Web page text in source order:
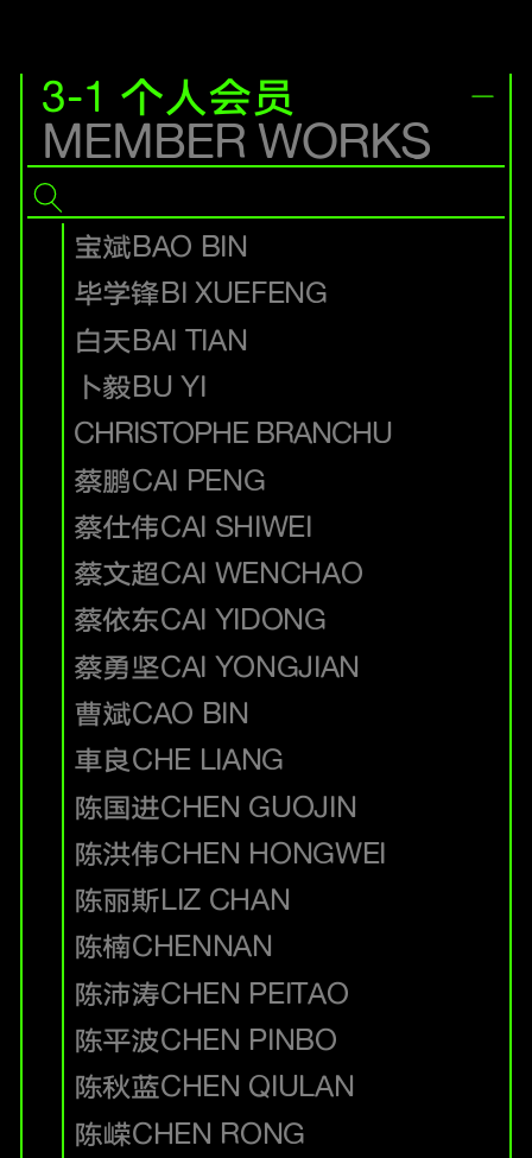
3-1 个人会员
MEMBER WORKS
宝斌BAO BIN
毕学锋BI XUEFENG
白天BAI TIAN
卜毅BU YI
CHRISTOPHE BRANCHU
蔡鹏CAI PENG
蔡仕伟CAI SHIWEI
蔡文超CAI WENCHAO
蔡依东CAI YIDONG
蔡勇坚CAI YONGJIAN
曹斌CAO BIN
車良CHE LIANG
陈国进CHEN GUOJIN
陈洪伟CHEN HONGWEI
陈丽斯LIZ CHAN
陈楠CHENNAN
陈沛涛CHEN PEITAO
陈平波CHEN PINBO
陈秋蓝CHEN QIULAN
陈嵘CHEN RONG